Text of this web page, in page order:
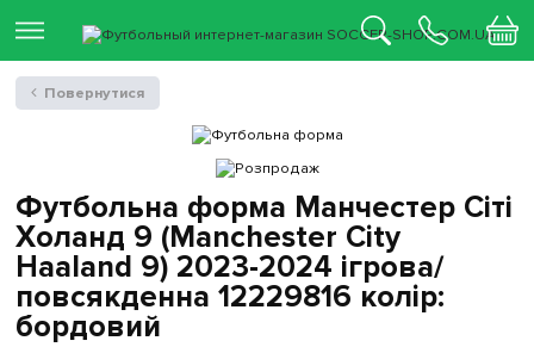
Футбольна форма Манчестер Сіті
Холанд 9 (Manchester City
Haaland 9) 2023-2024 ігрова/
повсякденна 12229816 колiр:
бордовий
Повернутися